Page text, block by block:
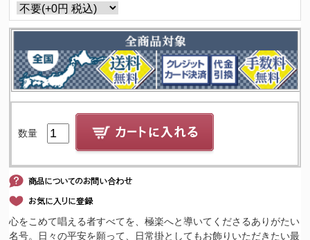
数量
心をこめて唱える者すべてを、極楽へと導いてくださるありがたい
名号。日々の平安を願って、日常掛としてもお飾りいただきたい最